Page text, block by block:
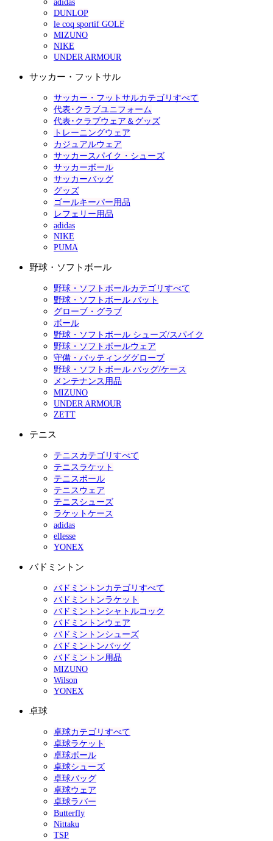
adidas
DUNLOP
le coq sportif GOLF
MIZUNO
NIKE
UNDER ARMOUR
サッカー・フットサル
サッカー・フットサルカテゴリすべて
代表･クラブユニフォーム
代表･クラブウェア＆グッズ
トレーニングウェア
カジュアルウェア
サッカースパイク・シューズ
サッカーボール
サッカーバッグ
グッズ
ゴールキーパー用品
レフェリー用品
adidas
NIKE
PUMA
野球・ソフトボール
野球・ソフトボールカテゴリすべて
野球・ソフトボール バット
グローブ・グラブ
ボール
野球・ソフトボール シューズ/スパイク
野球・ソフトボールウェア
守備・バッティンググローブ
野球・ソフトボール バッグ/ケース
メンテナンス用品
MIZUNO
UNDER ARMOUR
ZETT
テニス
テニスカテゴリすべて
テニスラケット
テニスボール
テニスウェア
テニスシューズ
ラケットケース
adidas
ellesse
YONEX
バドミントン
バドミントンカテゴリすべて
バドミントンラケット
バドミントンシャトルコック
バドミントンウェア
バドミントンシューズ
バドミントンバッグ
バドミントン用品
MIZUNO
Wilson
YONEX
卓球
卓球カテゴリすべて
卓球ラケット
卓球ボール
卓球シューズ
卓球バッグ
卓球ウェア
卓球ラバー
Butterfly
Nittaku
TSP